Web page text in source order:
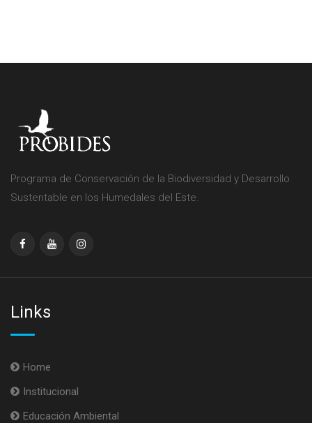
Programa de Conservación de la Biodiversidad y Desarrollo
Sustentable en los Humedales del Este.
Links
Home
Institucional
Educación Ambiental